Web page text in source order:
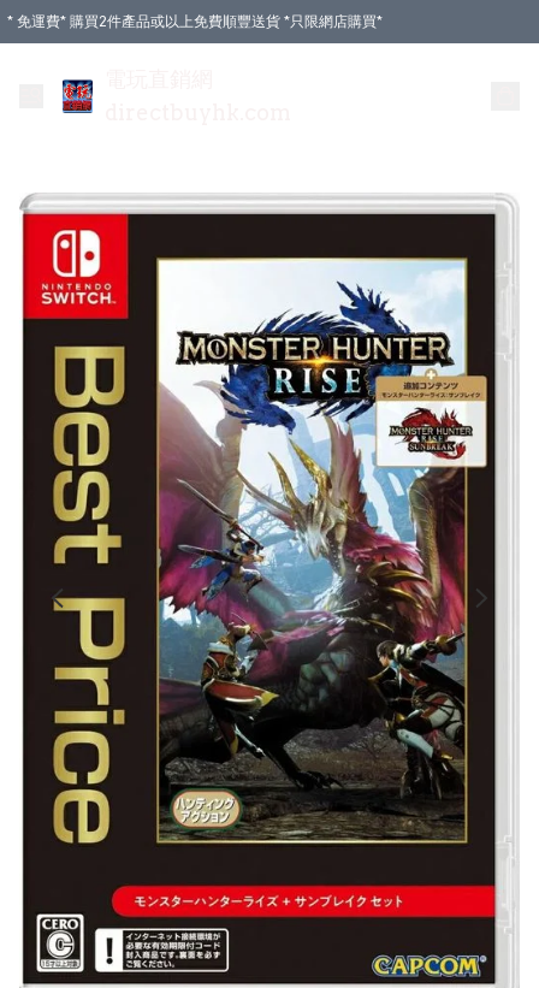
* 免運費* 購買2件產品或以上免費順豐送貨 *只限網店購買*